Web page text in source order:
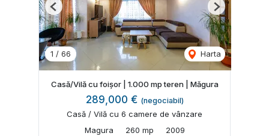
1 / 66 Harta
Previous Next
Casă/Vilă cu foișor | 1.000 mp teren | Măgura
289,000 € (negociabil)
Casă / Vilă cu 6 camere de vânzare
Magura
260 mp 2009